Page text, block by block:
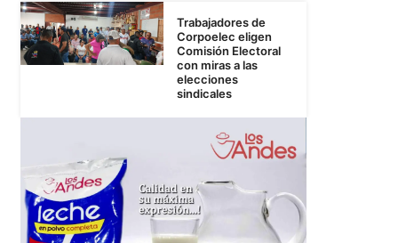
Trabajadores de
Corpoelec eligen
Comisión Electoral
con miras a las
elecciones
sindicales